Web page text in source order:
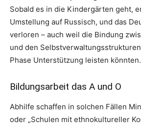
Sobald es in die Kindergärten geht,
Umstellung auf Russisch, und das
verloren – auch weil die Bindung
und den
Phase Unterstützung leisten könnten.
Bildungsarbeit das A und O
Abhilfe schaffen in solchen Fällen
oder „Schulen mit ethnokultureller